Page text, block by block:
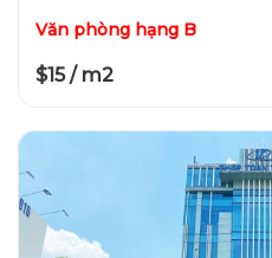
Văn phòng hạng B
$15 / m2